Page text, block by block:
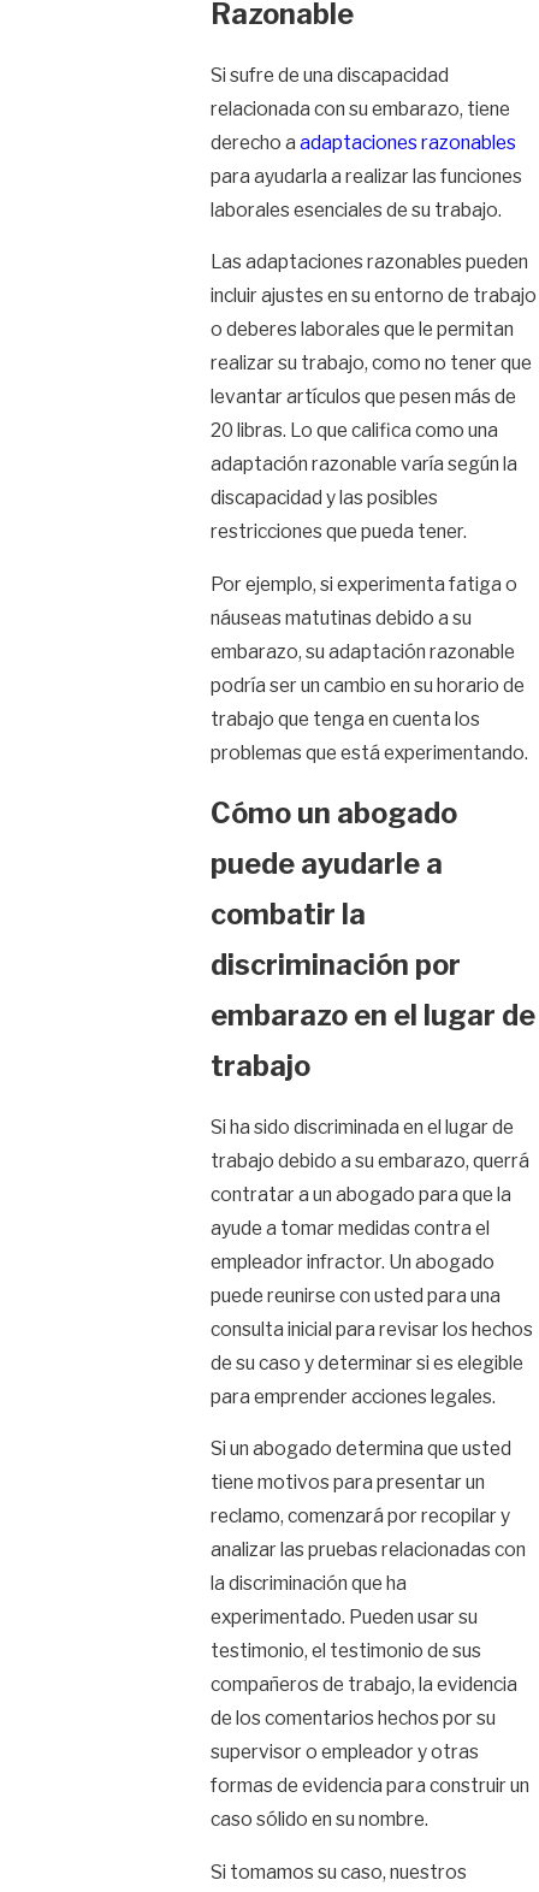
Razonable
Si sufre de una discapacidad
relacionada con su embarazo, tiene
derecho aadaptaciones razonables
para ayudarla a realizar las funciones
laborales esenciales de su trabajo.
Las adaptaciones razonables pueden
incluir ajustes en su entorno de trabajo
o deberes laborales que le permitan
realizar su trabajo, como no tener que
levantar artículos que pesen más de
20 libras. Lo que califica como una
adaptación razonable varía según la
discapacidad y las posibles
restricciones que pueda tener.
Por ejemplo, si experimenta fatiga o
náuseas matutinas debido a su
embarazo, su adaptación razonable
podría ser un cambio en su horario de
trabajo que tenga en cuenta los
problemas que está experimentando.
Cómo un abogado
puede ayudarle a
combatir la
discriminación por
embarazo en el lugar de
trabajo
Si ha sido discriminada en el lugar de
trabajo debido a su embarazo, querrá
contratar a un abogado para que la
ayude a tomar medidas contra el
empleador infractor. Un abogado
puede reunirse con usted para una
consulta inicial para revisar los hechos
de su caso y determinar si es elegible
para emprender acciones legales.
Si un abogado determina que usted
tiene motivos para presentar un
reclamo, comenzará por recopilar y
analizar las pruebas relacionadas con
la discriminación que ha
experimentado. Pueden usar su
testimonio, el testimonio de sus
compañeros de trabajo, la evidencia
de los comentarios hechos por su
supervisor o empleador y otras
formas de evidencia para construir un
caso sólido en su nombre.
Si tomamos su caso, nuestros